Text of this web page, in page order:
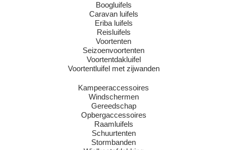
Boogluifels
Caravan luifels
Eriba luifels
Reisluifels
Voortenten
Seizoenvoortenten
Voortentdakluifel
Voortentluifel met zijwanden
Kampeeraccessoires
Windschermen
Gereedschap
Opbergaccessoires
Raamluifels
Schuurtenten
Stormbanden